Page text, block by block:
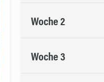
Woche 2
Woche 3